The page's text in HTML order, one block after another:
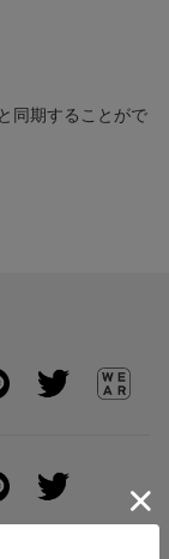
同期することがで